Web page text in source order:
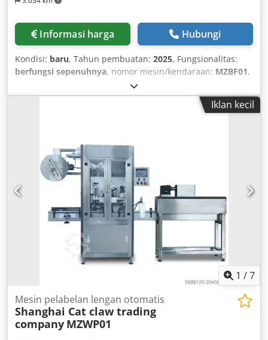
Informasi harga Hubungi
Kondisi: baru, Tahun pembuatan: 2025, Fungsionalitas:
berfungsi sepenuhnya, nomor mesin/kendaraan: MZBF01,
, lebar total:
total:1.250 mm, lokasi lubang got:sisi, jenis arus masuk:
, tegangan masuk:
memastikan operasi pengisian yang presisi dan efisien.
Mesin ini ideal untuk berbagai industri termasuk
minuman, makanan, dan perawatan pribadi. Dengan
tingkat akurasi tinggi, efisiensi operasional, serta
kepatuhan terhadap standar industri yang ketat, mesin ini
sangat cocok untuk pembeli B2B seperti grosir, pemilik
pabrik kosmetik, importir, dan kontraktor proyek.
Dedoxumtqepfx Afhokr
Iklan kecil
1 /7
Mesin pelabelan lengan otomatis
Shanghai Cat claw trading
company MZWP01